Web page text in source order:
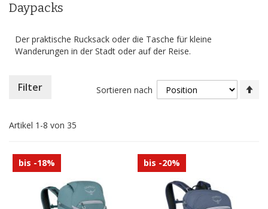
Inhalt
Daypacks
Der praktische Rucksack oder die Tasche für kleine
Wanderungen in der Stadt oder auf der Reise.
Artikel 1 -8 von 35
Sortieren nach
bis -18% bis -20%
Filter